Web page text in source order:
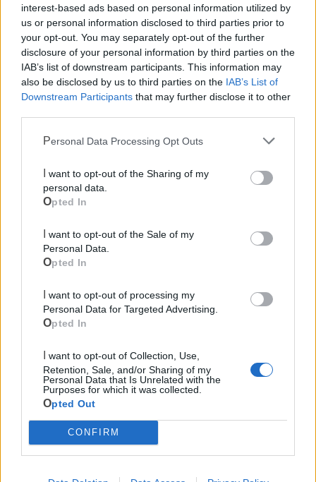
interest-based ads based on personal information utilized by
us or personal information disclosed to third parties prior to
your opt-out. You may separately opt-out of the further
disclosure of your personal information by third parties on the
IAB’s list of downstream participants. This information may
also be disclosed by us to third parties on the IAB’s List of
Downstream Participants that may further disclose it to other
Personal Data Processing Opt Outs
personal data.
Opted In
Personal Data.
Opted In
Personal Data for Targeted Advertising.
Opted In
Retention, Sale, and/or Sharing of my
Personal Data that Is Unrelated with the
Purposes for which it was collected.
Opted Out
CONFIRM
Cia Agricoltori Italiani | Puglia - Area Due
Mari
Scopri tutte le notizie, gli eventi e la Web TV di Cia Puglia - Area
Le ultime notizie di Mottola
Mottola si riappropria della sua banda: il